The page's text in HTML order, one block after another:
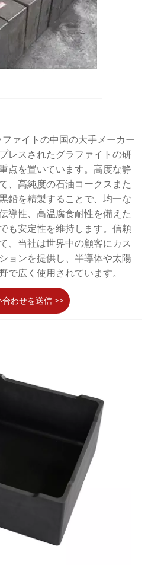
ァイトの中国の大手メーカー
レスされたグラファイトの研
点を置いています。高度な静
、高純度の石油コークスまた
鉛を精製することで、均一な
導性、高温腐食耐性を備えた
も安定性を維持します。信頼
、当社は世界中の顧客にカス
ョンを提供し、半導体や太陽
で広く使用されています。
合わせを送信 >>